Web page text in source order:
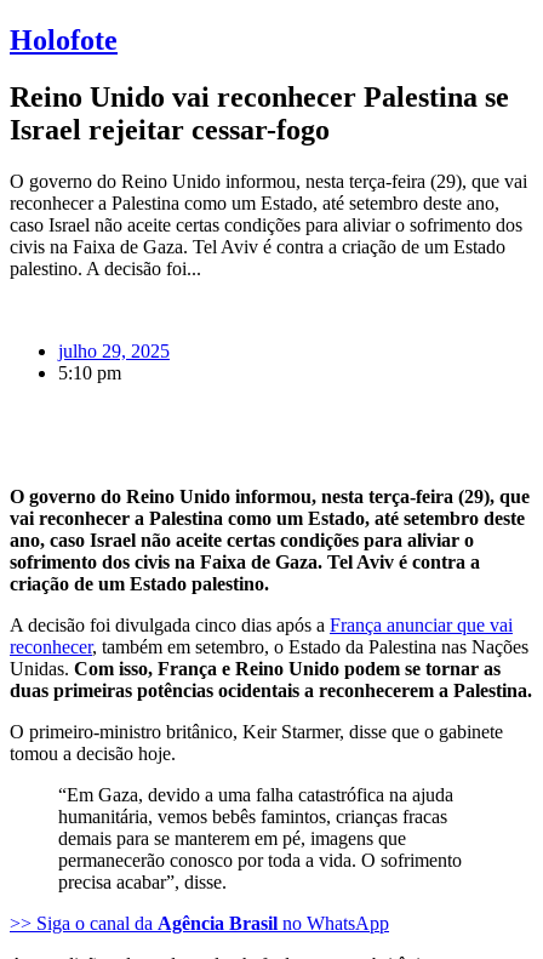
Holofote
Reino Unido vai reconhecer Palestina se
Israel rejeitar cessar-fogo
O governo do Reino Unido informou, nesta terça-feira (29), que vai
reconhecer a Palestina como um Estado, até setembro deste ano,
caso Israel não aceite certas condições para aliviar o sofrimento dos
civis na Faixa de Gaza. Tel Aviv é contra a criação de um Estado
palestino. A decisão foi...
julho 29, 2025
5:10 pm
O governo do Reino Unido informou, nesta terça-feira (29), que
vai reconhecer a Palestina como um Estado, até setembro deste
ano, caso Israel não aceite certas condições para aliviar o
sofrimento dos civis na Faixa de Gaza. Tel Aviv é contra a
criação de um Estado palestino.
A decisão foi divulgada cinco dias após a França anunciar que vai
reconhecer, também em setembro, o Estado da Palestina nas Nações
Unidas. Com isso, França e Reino Unido podem se tornar as
duas primeiras potências ocidentais a reconhecerem a Palestina.
O primeiro-ministro britânico, Keir Starmer, disse que o gabinete
tomou a decisão hoje.
“Em Gaza, devido a uma falha catastrófica na ajuda
humanitária, vemos bebês famintos, crianças fracas
demais para se manterem em pé, imagens que
permanecerão conosco por toda a vida. O sofrimento
precisa acabar”, disse.
>> Siga o canal da Agência Brasil no WhatsApp